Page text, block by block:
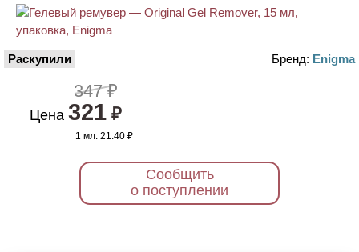
Раскупили Бренд: Enigma
347 ₽
Цена 321₽
1 мл:21.40 ₽
Сообщить
о поступлении